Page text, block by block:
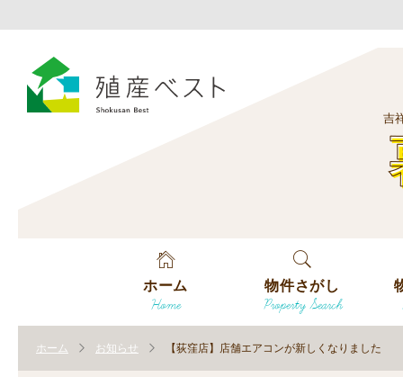
吉
ホーム
Home
物件さがし
Property Search
ホーム お知らせ 【荻窪店】店舗エアコンが新しくなりました